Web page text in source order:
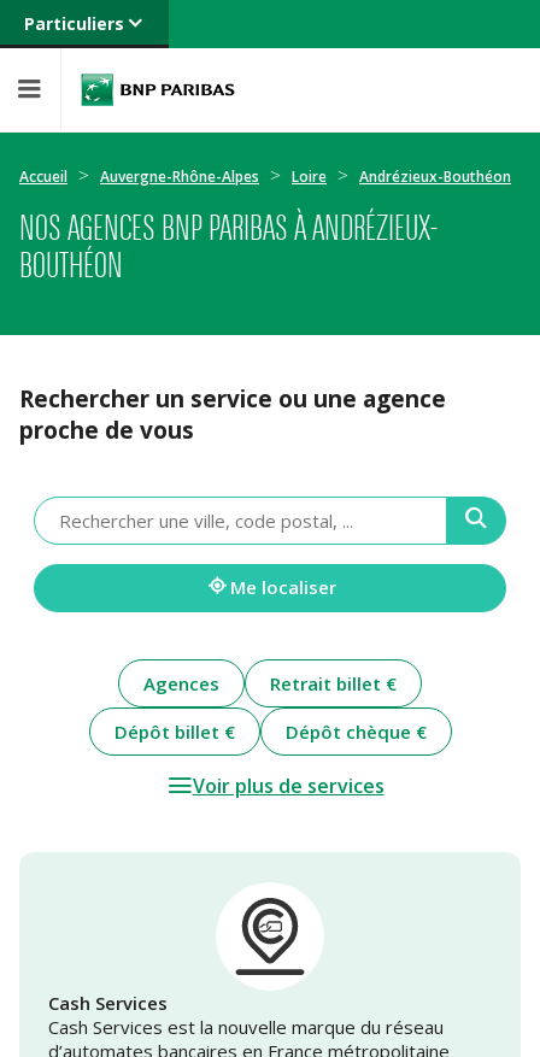
Particuliers
Banque privée
Entreprises
Accueil Auvergne-Rhône-Alpes Loire Andrézieux-Bouthéon
NOS AGENCES BNP PARIBAS À ANDRÉZIEUX-
BOUTHÉON
Rechercher un service ou une agence
proche de vous
Veuillez
renseigner
une
adresse
Me localiser
Agences
Retrait billet €
Dépôt billet €
Dépôt chèque €
Voir plus de services
Cash Services
Cash Services est la nouvelle marque du réseau
d’automates bancaires en France métropolitaine